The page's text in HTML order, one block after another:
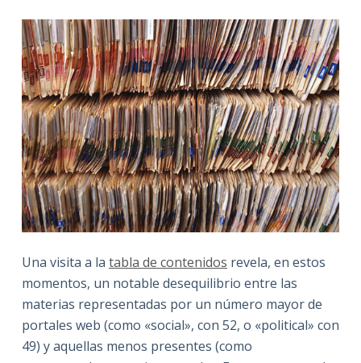
Una visita a la tabla de contenidos revela, en estos
momentos, un notable desequilibrio entre las
materias representadas por un número mayor de
portales web (como «social», con 52, o «political» con
49) y aquellas menos presentes (como